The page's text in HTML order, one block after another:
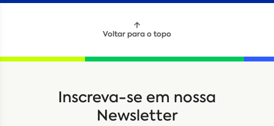
Voltar para o topo
Inscreva-se em nossa
Newsletter